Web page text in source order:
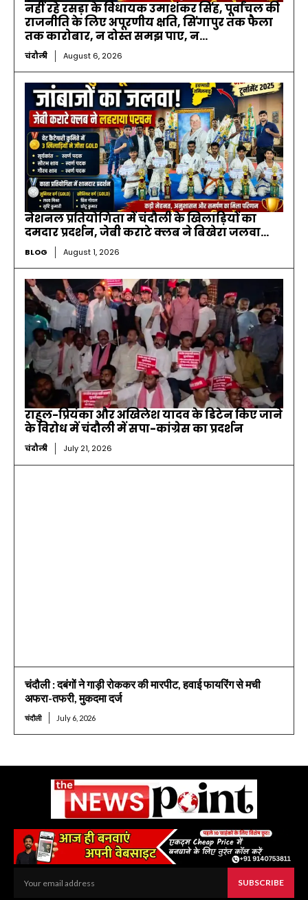
नहीं रहे रसड़ा के विधायक उमाशंकर सिंह, पूर्वांचल की
राजनीति के लिए अपूरणीय क्षति, सिंगापुर तक फैला
तक कारोबार, न दोस्त समझ पाए, न...
चंदौली August 6, 2026
नेशनल प्रतियोगिता में चंदौली के खिलाड़ियों का
दमदार प्रदर्शन, जेबी कराटे क्लब ने बिखेरा जलवा…
BLOG August 1, 2026
राहुल-प्रियंका और अखिलेश यादव के डिटेन किए जाने
के विरोध में चंदौली में सपा-कांग्रेस का प्रदर्शन
चंदौली July 21, 2026
चंदौली : दबंगों ने गाड़ी रोककर की मारपीट, हवाई फायरिंग से मची
अफरा-तफरी, मुकदमा दर्ज
चंदौली July 6, 2026
SUBSCRIBE